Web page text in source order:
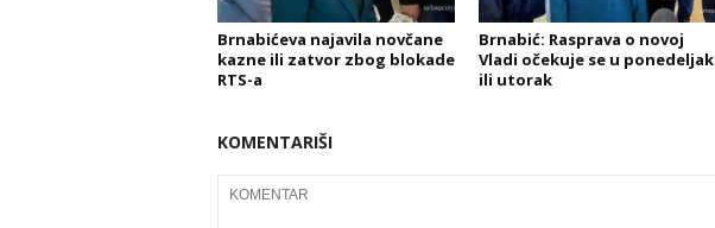
Brnabićeva najavila novčane
kazne ili zatvor zbog blokade
RTS-a
Brnabić: Rasprava o novoj
Vladi očekuje se u ponedeljak
ili utorak
KOMENTARIŠI